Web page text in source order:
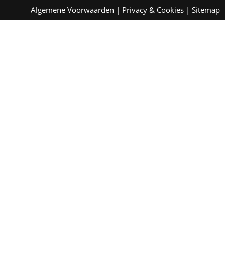
Algemene Voorwaarden | Privacy & Cookies | Sitemap